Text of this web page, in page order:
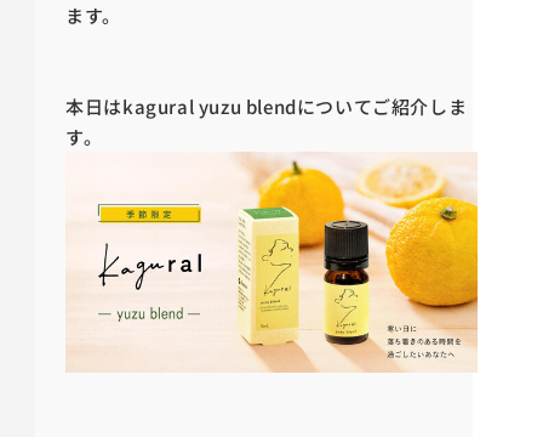
ます。
本日はkagural yuzu blendについてご紹介しま
す。